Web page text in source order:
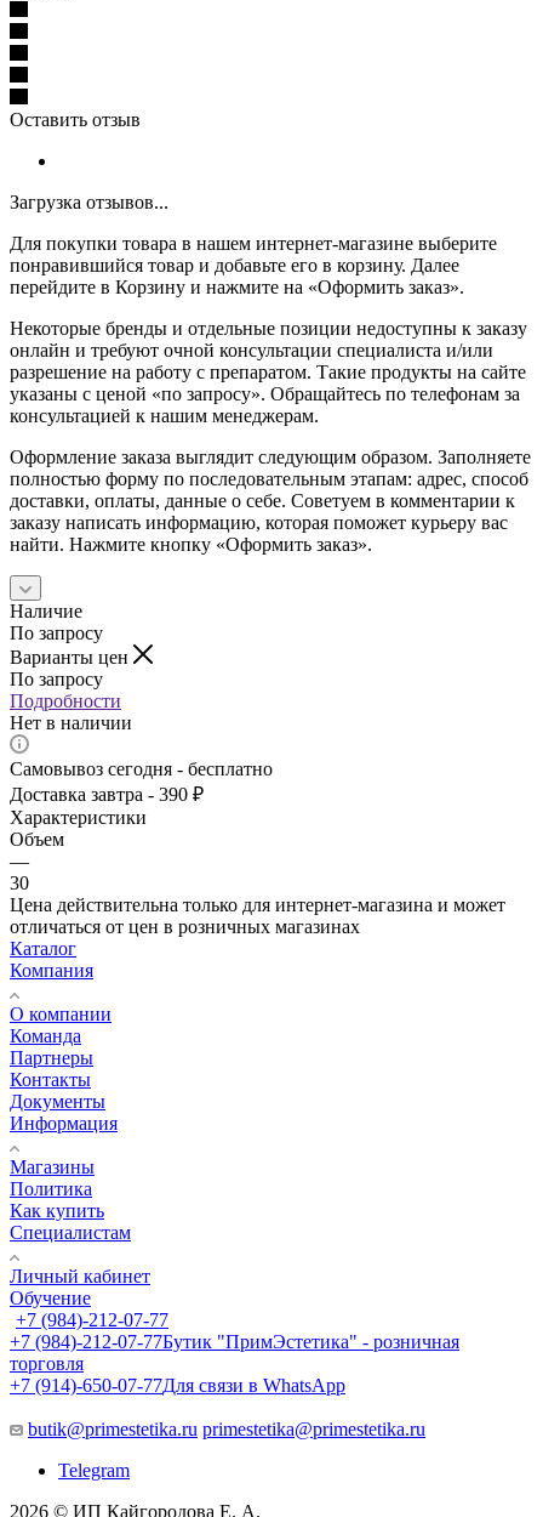
Оставить отзыв
Загрузка отзывов...
Для покупки товара в нашем интернет-магазине выберите
понравившийся товар и добавьте его в корзину. Далее
перейдите в Корзину и нажмите на «Оформить заказ».
Некоторые бренды и отдельные позиции недоступны к заказу
онлайн и требуют очной консультации специалиста и/или
разрешение на работу с препаратом. Такие продукты на сайте
указаны с ценой «по запросу». Обращайтесь по телефонам за
консультацией к нашим менеджерам.
Оформление заказа выглядит следующим образом. Заполняете
полностью форму по последовательным этапам: адрес, способ
доставки, оплаты, данные о себе. Советуем в комментарии к
заказу написать информацию, которая поможет курьеру вас
найти. Нажмите кнопку «Оформить заказ».
Наличие
По запросу
Варианты цен
По запросу
Подробности
Нет в наличии
Самовывоз сегодня - бесплатно
Доставка завтра - 390 ₽
Характеристики
Объем
—
30
Цена действительна только для интернет-магазина и может
отличаться от цен в розничных магазинах
Каталог
Компания
О компании
Команда
Партнеры
Контакты
Документы
Информация
Магазины
Политика
Как купить
Специалистам
Личный кабинет
Обучение
+7 (984)-212-07-77
+7 (984)-212-07-77Бутик "ПримЭстетика" - розничная
торговля
+7 (914)-650-07-77Для связи в WhatsApp
butik@primestetika.ru primestetika@primestetika.ru
Telegram
2026 © ИП Кайгородова Е. А.